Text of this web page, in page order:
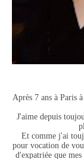
Après 7 ans à Paris
J'aime depuis
Et comme j'ai
pour vocation de
d'expatriée que